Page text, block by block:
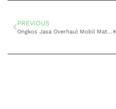
PREVIOUS
Ongkos Jasa Overhaul Mobil Matic Bandung Solusi Terbaik